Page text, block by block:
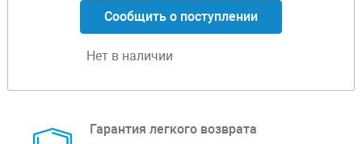
Сообщить о поступлении
Нет в наличии
Гарантия легкого возврата